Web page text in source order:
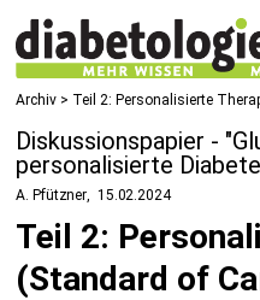
Archiv > Teil 2: Personalisierte
Diskussionspapier -
personalisierte
A. Pfützner 15.02.2024
Teil 2:
(Standard of